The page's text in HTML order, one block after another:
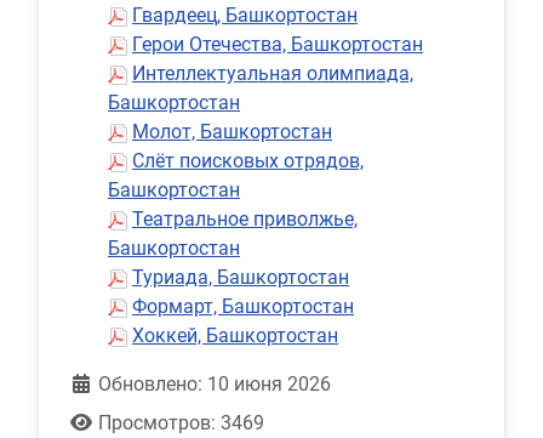
Гвардеец, Башкортостан
Герои Отечества, Башкортостан
Интеллектуальная олимпиада,
Башкортостан
Молот, Башкортостан
Слёт поисковых отрядов,
Башкортостан
Театральное приволжье,
Башкортостан
Туриада, Башкортостан
Формарт, Башкортостан
Хоккей, Башкортостан
Обновлено: 10 июня 2026
Просмотров: 3469